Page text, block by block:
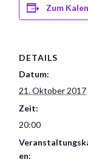
Zum
DETAILS
Datum:
21. Oktober 2017
Zeit:
20:00
en: